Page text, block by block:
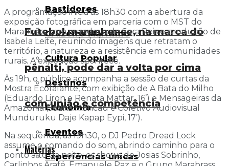
Bastidores
Cruzeiro Marítimo
Cultura Popular
Destinos
Economia
Eventos
Experiências únicas
Futebol maranhense, na marca do
pênalti, pode dar a volta por cima
com união e competência
Matérias
A programação inicia às 18h30 com a abertura da
exposição fotográfica em parceria com o MST do
Maranhão, com curadoria de Sara Reis e produção de
Isabela Leite, reunindo imagens que retratam o
território, a natureza e a resistência em comunidades
rurais. A exposição acontece.
Às 19h, o público acompanha a sessão de curtas da
Mostra Ecofalante, com exibição de A Bata do Milho
(Eduardo Liron e Renata Mattar, 16’) e Mensageiras da
Amazônia (Joana Moncau e Coletivo Audiovisual
Munduruku Daje Kapap Eypi, 17’).
Na sequência, às 19h30, o DJ Pedro Dread Lock
assume o comando do som, abrindo caminho para o
ponto alto da noite: os shows de Josias Sobrinho,